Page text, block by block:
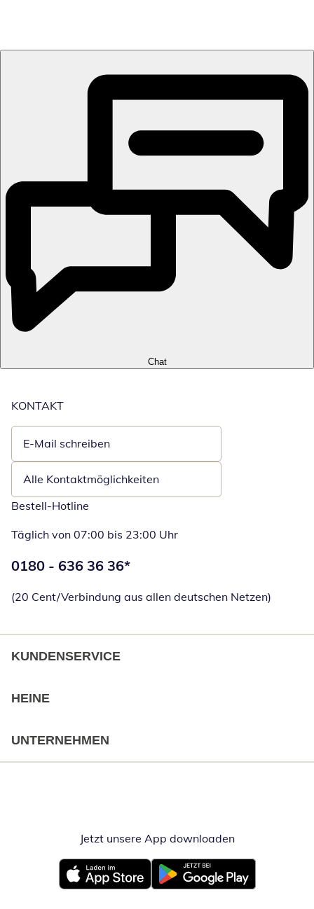
Chat
KONTAKT
E-Mail schreiben
Öffnet E-Mail-Client
Alle Kontaktmöglichkeiten
Bestell-Hotline
Täglich von 07:00 bis 23:00 Uhr
Telefonnummer:
0180 - 636 36 36*
(20 Cent/Verbindung aus allen deutschen Netzen)
KUNDENSERVICE
HEINE
UNTERNEHMEN
Jetzt unsere App downloadenÖffnet in
Öffnet in neuem FensterÖffnet in neuem Fenster